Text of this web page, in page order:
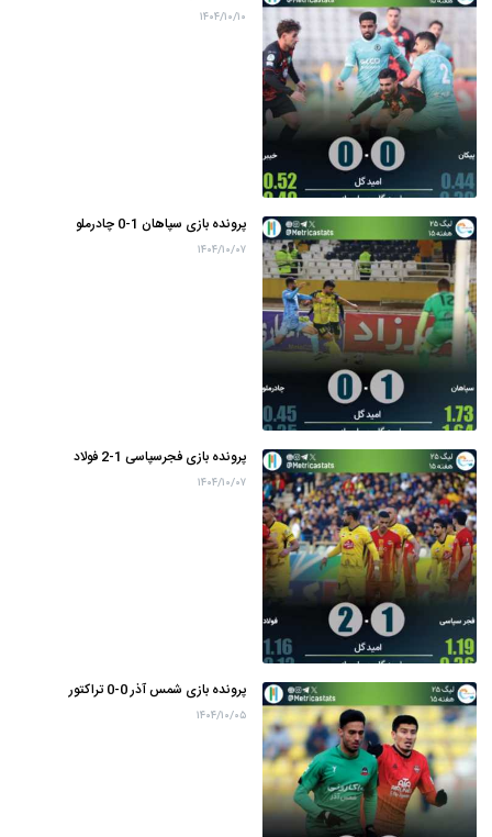
۱۴۰۴/۱۰/۱۰
پرونده بازی سپاهان 1-0 چادرملو
۱۴۰۴/۱۰/۰۷
پرونده بازی فجرسپاسی 1-2 فولاد
۱۴۰۴/۱۰/۰۷
پرونده بازی شمس آذر 0-0 تراکتور
۱۴۰۴/۱۰/۰۵